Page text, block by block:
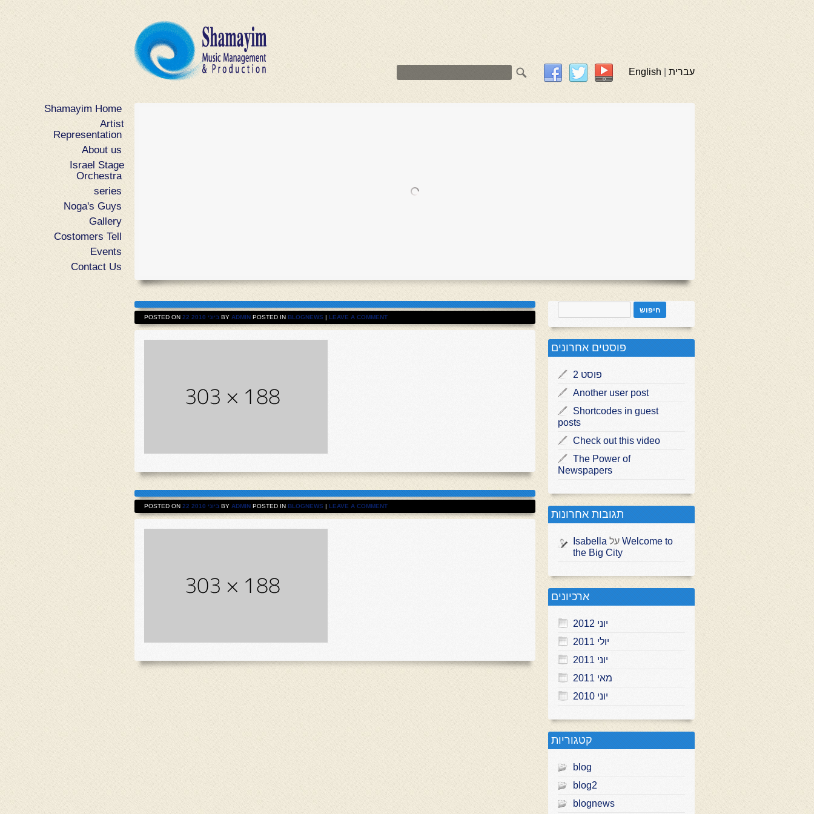
English עברית
Shamayim Home
Artist
Representation
About us
Israel Stage
Orchestra
series
Noga's Guys
Gallery
Costomers Tell
Events
Contact Us
POSTED ON 22 ביוני 2010 BY ADMIN POSTED IN BLOGNEWS | LEAVE A COMMENT
POSTED ON 22 ביוני 2010 BY ADMIN POSTED IN BLOGNEWS | LEAVE A COMMENT
פוסטים אחרונים
פוסט 2
Another user post
Shortcodes in guest
posts
Check out this video
The Power of
Newspapers
תגובות אחרונות
Isabella
Welcome to
the Big City
ארכיונים
יוני 2012
יולי 2011
יוני 2011
מאי 2011
יוני 2010
קטגוריות
blog
blog2
blognews